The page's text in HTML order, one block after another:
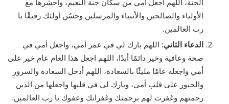
الجنة، اللهم اجعل أمي من سكان جنة النعيم، واحشرها مع
الأولياء والصالحين والأنبياء والمرسلين وحسُن أولئك رفيقًا يا
رب العالمين.
الدعاء الثاني: اللهم بارك لي في عمر أمي، واجعل أمي في
صحة وعافية وخير دائمًا أبدًا، اللهم اجعل هذا العام عام خير على
أمي واجعله عامًا مليئًا بالسعادة، اللهم أدخل السعادة والسرور
والحبور على قلب أمي، وبارك لي في قلبها واجعلها من الذين
رحمتهم وغفرت لهم برحمتك وغفرانك وعفوك يا رب العالمين.